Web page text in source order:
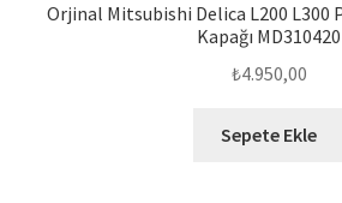
Orjinal Mitsubishi Delica L200 L300
Kapağı MD310420
₺4.950,00
Sepete Ekle